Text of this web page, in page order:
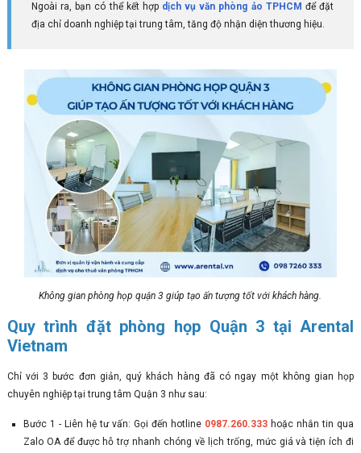
Ngoài ra, bạn có thể kết hợp dịch vụ văn phòng ảo TPHCM để đặt
địa chỉ doanh nghiệp tại trung tâm, tăng độ nhận diện thương hiệu.
Không gian phòng họp quận 3 giúp tạo ấn tượng tốt với khách hàng.
Quy trình đặt phòng họp Quận 3 tại Arental
Vietnam
Chỉ với 3 bước đơn giản, quý khách hàng đã có ngay một không gian họp
chuyên nghiệp tại trung tâm Quận 3 như sau:
Bước 1 - Liên hệ tư vấn: Gọi đến hotline 0987.260.333 hoặc nhắn tin qua
Zalo OA để được hỗ trợ nhanh chóng về lịch trống, mức giá và tiện ích đi